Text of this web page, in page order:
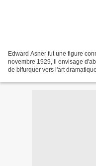
Edward Asner fut une figure
novembre 1929, il envisage
de bifurquer vers l'art